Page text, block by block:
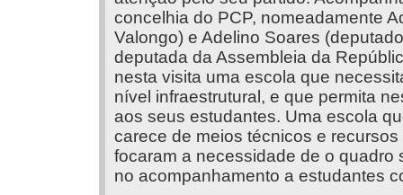
concelhia do PCP, nomeadamente
Valongo) e Adelino Soares
deputada da Assembleia da
nesta visita uma escola que
nível infraestrutural, e que permita
aos seus estudantes. Uma escola
carece de meios técnicos e
focaram a necessidade de o
no acompanhamento a estudantes